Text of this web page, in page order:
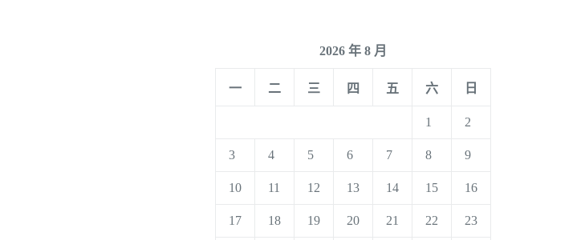
2026 年 8 月
一 二 三 四 五 六 日
1 2
3 4 5 6 7 8 9
10 11 12 13 14 15 16
17 18 19 20 21 22 23